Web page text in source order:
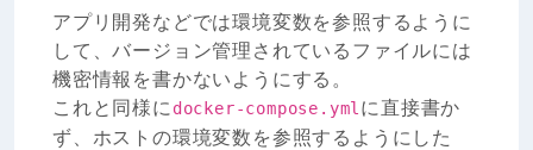
アプリ開発などでは環境変数を参照するように
して、バージョン管理されているファイルには
機密情報を書かないようにする。
これと同様にdocker-compose.ymlに直接書か
ず、ホストの環境変数を参照するようにした